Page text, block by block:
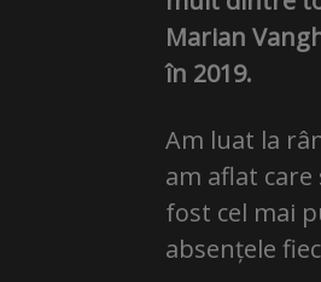
Marian
în 2019.
Am luat la
am aflat
fost cel mai
absențele